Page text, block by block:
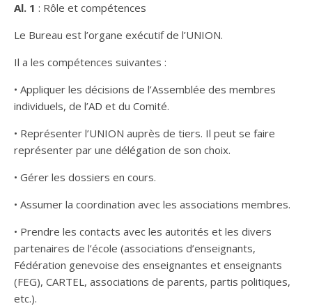
Al. 1 : Rôle et compétences
Le Bureau est l’organe exécutif de l’UNION.
Il a les compétences suivantes :
• Appliquer les décisions de l’Assemblée des membres
individuels, de l’AD et du Comité.
• Représenter l’UNION auprès de tiers. Il peut se faire
représenter par une délégation de son choix.
• Gérer les dossiers en cours.
• Assumer la coordination avec les associations membres.
• Prendre les contacts avec les autorités et les divers
partenaires de l’école (associations d’enseignants,
Fédération genevoise des enseignantes et enseignants
(FEG), CARTEL, associations de parents, partis politiques,
etc.).